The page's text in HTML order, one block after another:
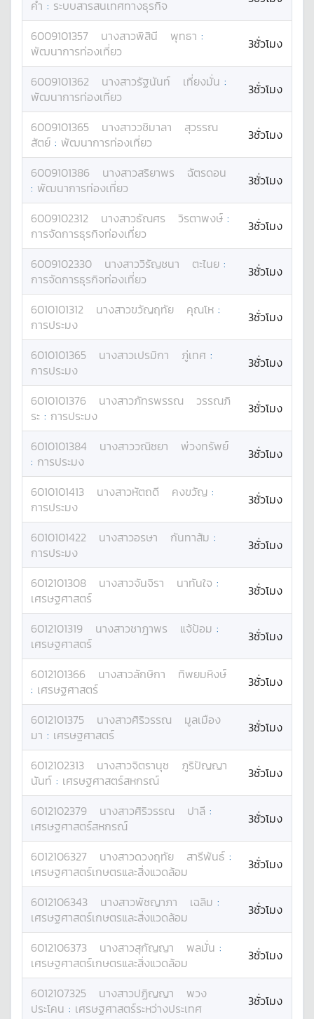
คำ : ระบบสารสนเทศทางธุรกิจ
6009101357 นางสาวพิสินี พุทธา :
พัฒนาการท่องเที่ยว
3ชั่วโมง
6009101362 นางสาวรัฐนันท์ เที่ยงมั่น :
พัฒนาการท่องเที่ยว
3ชั่วโมง
6009101365 นางสาววชิมาลา
สุวรรณ
สัตย์ : พัฒนาการท่องเที่ยว 3ชั่วโมง
6009101386 นางสาวสริยาพร
ฉัตรดอน
: พัฒนาการท่องเที่ยว 3ชั่วโมง
6009102312 นางสาวธัณศร วิรตาพงษ์ :
การจัดการธุรกิจท่องเที่ยว
3ชั่วโมง
6009102330 นางสาววิรัญชนา ตะไนย :
การจัดการธุรกิจท่องเที่ยว
3ชั่วโมง
6010101312 นางสาวขวัญฤทัย คุณโห :
การประมง
3ชั่วโมง
6010101365 นางสาวเปรมิกา ภู่เทศ :
การประมง
3ชั่วโมง
6010101376 นางสาวภัทรพรรณ
วรรณภิ
ระ : การประมง 3ชั่วโมง
6010101384 นางสาววณิชยา
พ่วงทรัพย์
: การประมง 3ชั่วโมง
6010101413 นางสาวหัตถดี คงขวัญ :
การประมง
3ชั่วโมง
6010101422 นางสาวอรษา กันทาส้ม :
การประมง
3ชั่วโมง
6012101308 นางสาวจันจิรา นาทันใจ :
เศรษฐศาสตร์
3ชั่วโมง
6012101319 นางสาวชาฎาพร แจ้ป้อม :
เศรษฐศาสตร์
3ชั่วโมง
6012101366 นางสาวลักษิกา
ทิพยมหิงษ์
: เศรษฐศาสตร์ 3ชั่วโมง
6012101375 นางสาวศิริวรรณ
มูลเมือง
มา : เศรษฐศาสตร์ 3ชั่วโมง
6012102313 นางสาวจิตรานุช
ภูริปัญญา
นันท์ : เศรษฐศาสตร์สหกรณ์ 3ชั่วโมง
6012102379 นางสาวศิริวรรณ ปาลี :
เศรษฐศาสตร์สหกรณ์
3ชั่วโมง
6012106327 นางสาวดวงฤทัย สารีพันธ์ :
เศรษฐศาสตร์เกษตรและสิ่งแวดล้อม
3ชั่วโมง
6012106343 นางสาวพัชญาภา เฉลิม :
เศรษฐศาสตร์เกษตรและสิ่งแวดล้อม
3ชั่วโมง
6012106373 นางสาวสุกัญญา พลมั่น :
เศรษฐศาสตร์เกษตรและสิ่งแวดล้อม
3ชั่วโมง
6012107325 นางสาวปฏิญญา
พวง
ประโคน : เศรษฐศาสตร์ระหว่างประเทศ 3ชั่วโมง